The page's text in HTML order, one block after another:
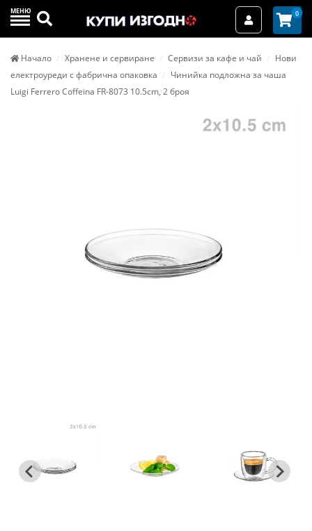
МЕНЮ Търси Вход / 0
Начало Хранене и сервиране Сервизи за кафе и чай
Нови
електроуреди с фабрична опаковка
Чинийка подложна за чаша
Luigi Ferrero Coffeina FR-8073 10.5cm, 2 броя